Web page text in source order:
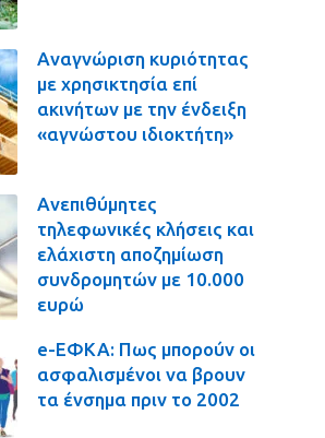
Αναγνώριση κυριότητας
με χρησικτησία επί
ακινήτων με την ένδειξη
«αγνώστου ιδιοκτήτη»
Ανεπιθύμητες
τηλεφωνικές κλήσεις και
ελάχιστη αποζημίωση
συνδρομητών με 10.000
ευρώ
e-ΕΦΚΑ: Πως μπορούν οι
ασφαλισμένοι να βρουν
τα ένσημα πριν το 2002